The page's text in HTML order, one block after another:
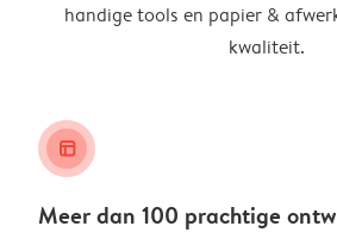
handige tools en papier &
kwaliteit.
layout_alt
Meer dan 100 prachtige